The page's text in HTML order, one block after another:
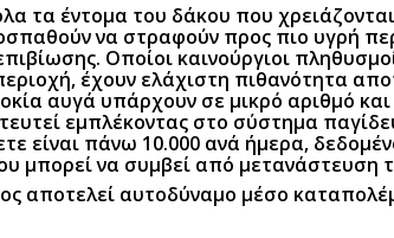
τα έντομα του δάκου που
να στραφούν προς πιο υγρή
Οποίοι καινούργιοι
έχουν ελάχιστη πιθανότητα
αυγά υπάρχουν σε μικρό αριθμό
εμπλέκοντας στο σύστημα
είναι πάνω 10.000 ανά ήμερα,
μπορεί να συμβεί από μετανάστευση
αποτελεί αυτοδύναμο μέσο